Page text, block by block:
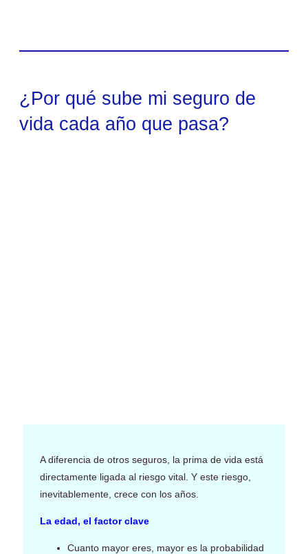
¿Por qué sube mi seguro de
vida cada año que pasa?
A diferencia de otros seguros, la prima de vida está
directamente ligada al riesgo vital. Y este riesgo,
inevitablemente, crece con los años.
La edad, el factor clave
Cuanto mayor eres, mayor es la probabilidad